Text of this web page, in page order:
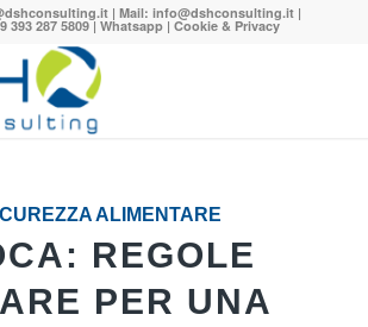
| Mail:info@dshconsulting.it |
393 287 5809 | Whatsapp| Cookie & Privacy
ALIMENTARE
REGOLE
PER UNA